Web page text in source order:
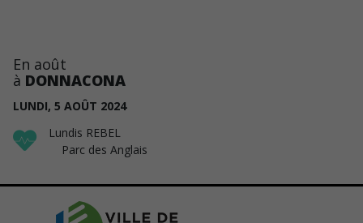
En août
à DONNACONA
LUNDI, 5 AOÛT 2024
Lundis REBEL
Parc des Anglais